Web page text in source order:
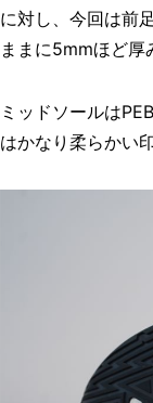
に対し、今回は前
ままに5mmほど厚
ミッドソールは
はかなり柔らかい